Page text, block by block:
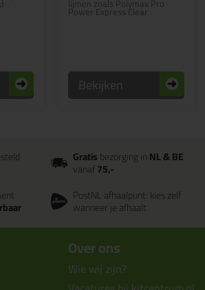
lijmen zoals Polymax Pro
Power Express Clear
Bekijken
Gratisbezorging inNL & BE
vanaf75,-
PostNL afhaalpunt: kies zelf
wanneer je afhaalt
Over ons
Wie wij zijn?